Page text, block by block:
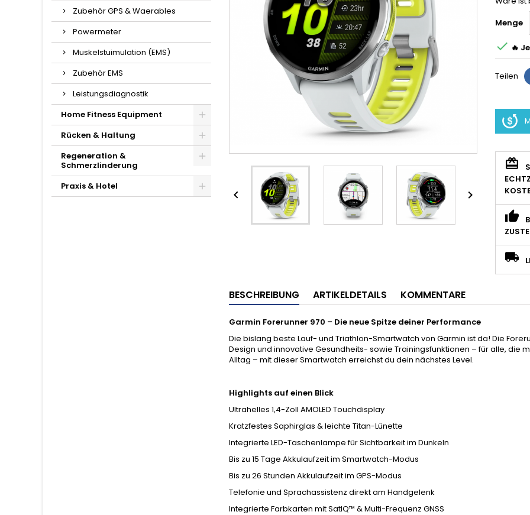
Zubehör GPS & Waerables
Powermeter
Muskelstuimulation (EMS)
Zubehör EMS
Leistungsdiagnostik
Home Fitness Equipment
Rücken & Haltung
Regeneration &
Schmerzlinderung
Praxis & Hotel
 
Menge
 🔥
Teilen
BESCHREIBUNG ARTIKELDETAILS KOMMENTARE
Garmin Forerunner 970 – Die neue Spitze deiner Performance
Die bislang beste Lauf- und Triathlon-Smartwatch von Garmin ist da! Die
Design und innovative Gesundheits- sowie Trainingsfunktionen – für alle, die
Alltag – mit dieser Smartwatch erreichst du dein nächstes Level.
Highlights auf einen Blick
Ultrahelles 1,4-Zoll AMOLED Touchdisplay
Kratzfestes Saphirglas & leichte Titan-Lünette
Integrierte LED-Taschenlampe für Sichtbarkeit im Dunkeln
Bis zu 15 Tage Akkulaufzeit im Smartwatch-Modus
Bis zu 26 Stunden Akkulaufzeit im GPS-Modus
Telefonie und Sprachassistenz direkt am Handgelenk
Integrierte Farbkarten mit SatIQ™ & Multi-Frequenz GNSS